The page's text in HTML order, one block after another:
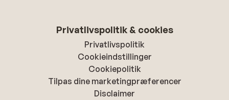
Privatlivspolitik & cookies
Privatlivspolitik
Cookieindstillinger
Cookiepolitik
Tilpas dine marketingpræferencer
Disclaimer